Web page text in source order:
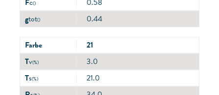
()
gtot() 0.44
Farbe
21
Tv(%)
3.0
Ts(%)
21.0